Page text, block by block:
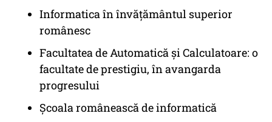
Informatica în învățământul superior
românesc
Facultatea de Automatică și Calculatoare: o
facultate de prestigiu, în avangarda
progresului
Școala românească de informatică